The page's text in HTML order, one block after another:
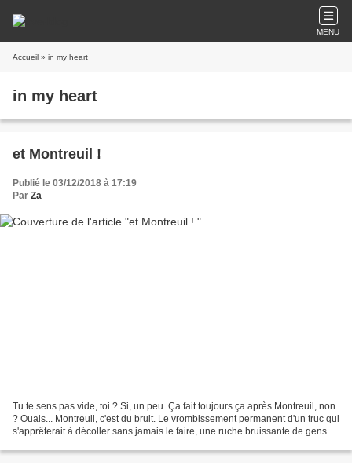
MENU
Accueil » in my heart
in my heart
et Montreuil !
Publié le 03/12/2018 à 17:19
Par Za
Tu te sens pas vide, toi ? Si, un peu. Ça fait toujours ça après Montreuil, non
? Ouais... Montreuil, c'est du bruit. Le vrombissement permanent d'un truc qui
s'apprêterait à décoller sans jamais le faire, une ruche bruissante de gens